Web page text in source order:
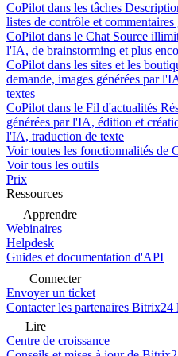
CoPilot dans les tâches
listes de contrôle et
CoPilot dans le Chat Source
l'IA, de brainstorming et plus
CoPilot dans les sites et les
demande, images générées par
textes
CoPilot dans le Fil d'actualités
générées par l'IA, édition et
l'IA, traduction de texte
Voir toutes les fonctionnalités de
Voir tous les outils
Prix
Ressources
Apprendre
Webinaires
Helpdesk
Guides et documentation d'API
Connecter
Envoyer un ticket
Contacter les partenaires Bitrix24
Lire
Centre de croissance